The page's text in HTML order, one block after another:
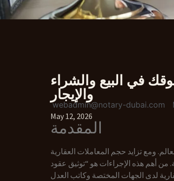
في البيع والشراء
والإيجار
webadmin@notary-dubai.com
May 12, 2026
المقدمة
ومع تزايد حجم المعاملات العقارية
من أهم هذه الإجراءات هو “توثيق عقود
لدى الجهات المختصة وكاتب العدل